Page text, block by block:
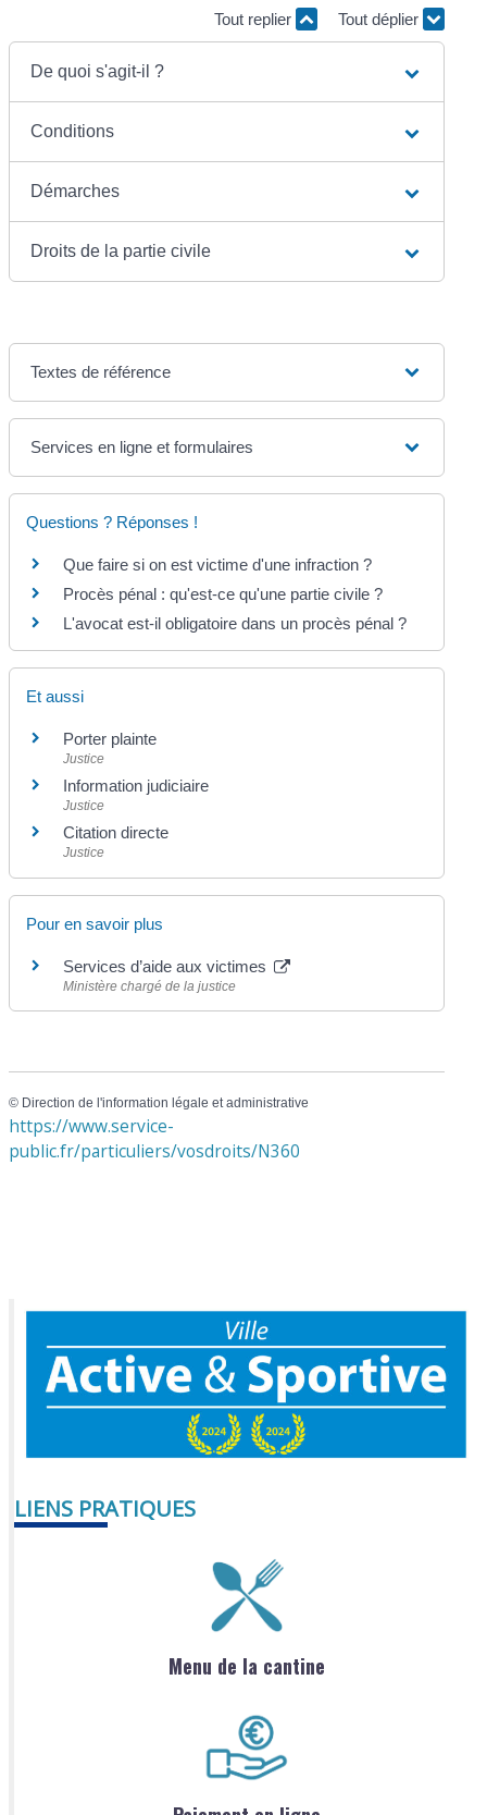
Tout replier Tout déplier
De quoi s'agit-il ?
Conditions
Démarches
Droits de la partie civile
Textes de référence
Services en ligne et formulaires
Questions ? Réponses !
Que faire si on est victime d'une infraction ?
Procès pénal : qu'est-ce qu'une partie civile ?
L'avocat est-il obligatoire dans un procès pénal ?
Et aussi
Porter plainte
Justice
Information judiciaire
Justice
Citation directe
Justice
Pour en savoir plus
Services d’aide aux victimes
Ministère chargé de la justice
© Direction de l'information légale et administrative
https://www.service-
public.fr/particuliers/vosdroits/N360
LIENS PRATIQUES
Menu de la cantine